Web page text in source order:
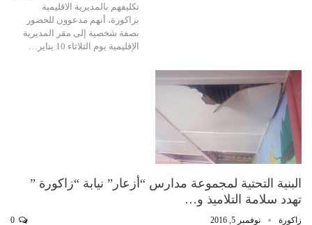
تكليفهم بالمديرية الاقليمية
بزاكورة، أنهم مدعوون للحضور
بصفة شخصية إلى مقر المديرية
الإقليمية يوم الثلاثاء 10 يناير…
البنية التحتية لمجموعة مدارس “أزعار” نيابة “زاكورة ”
تهدد سلامة التلاميذ و…
زاكورة نوفمبر 5, 2016